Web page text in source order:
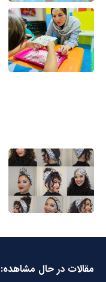
مقالات در حال مشاهده: